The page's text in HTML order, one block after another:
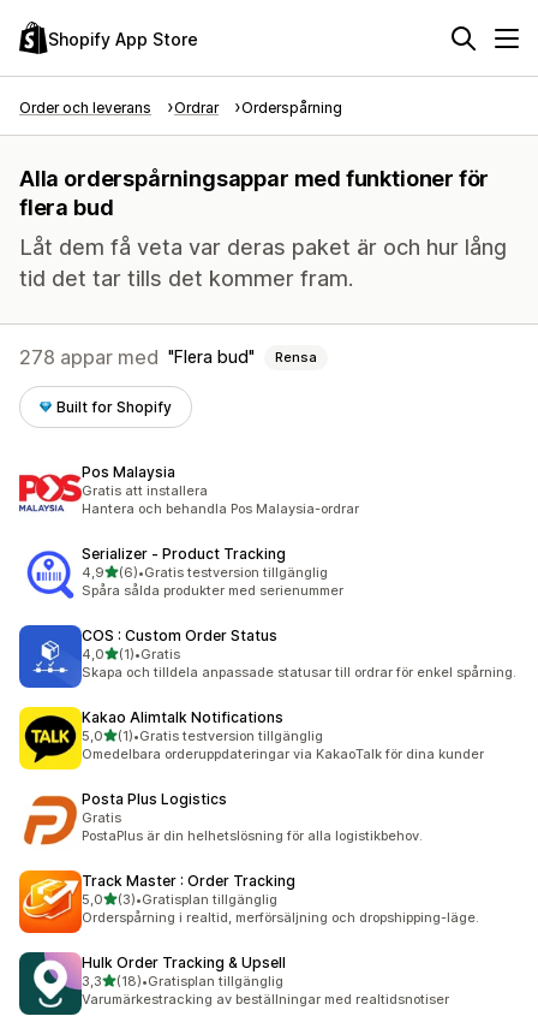
Shopify App Store
Order och leverans Ordrar Orderspårning
Alla orderspårningsappar med funktioner för
flera bud
Låt dem få veta var deras paket är och hur lång
tid det tar tills det kommer fram.
278 appar med Flera bud Rensa
Built for Shopify
Pos Malaysia
Gratis att installera
Hantera och behandla Pos Malaysia-ordrar
Serializer ‑ Product Tracking
4,9av 5 stjärnor
(6)
6 recensioner totalt
•Gratis testversion tillgänglig
Spåra sålda produkter med serienummer
COS : Custom Order Status
4,0av 5 stjärnor
(1)
1 recensioner totalt
•Gratis
Skapa och tilldela anpassade statusar till ordrar för enkel spårning.
Kakao Alimtalk Notifications
5,0av 5 stjärnor
(1)
1 recensioner totalt
•Gratis testversion tillgänglig
Omedelbara orderuppdateringar via KakaoTalk för dina kunder
Posta Plus Logistics
Gratis
PostaPlus är din helhetslösning för alla logistikbehov.
Track Master : Order Tracking
5,0av 5 stjärnor
(3)
3 recensioner totalt
•Gratisplan tillgänglig
Orderspårning i realtid, merförsäljning och dropshipping-läge.
Hulk Order Tracking & Upsell
3,3av 5 stjärnor
(18)
18 recensioner totalt
•Gratisplan tillgänglig
Varumärkestracking av beställningar med realtidsnotiser